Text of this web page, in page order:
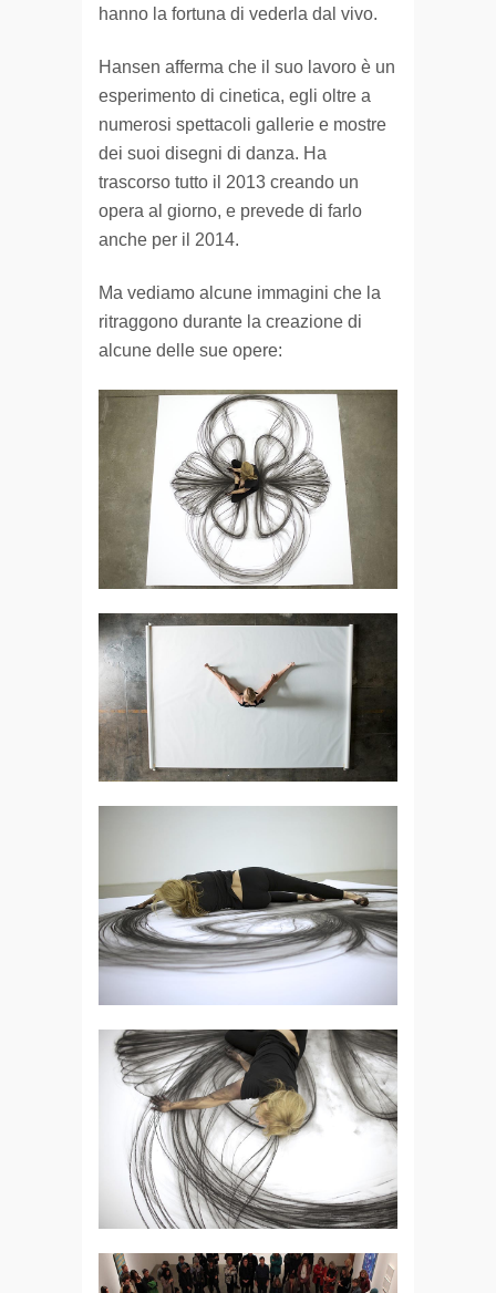
hanno la fortuna di vederla dal vivo.
Hansen afferma che il suo lavoro è un
esperimento di cinetica, egli oltre a
numerosi spettacoli gallerie e mostre
dei suoi disegni di danza. Ha
trascorso tutto il 2013 creando un
opera al giorno, e prevede di farlo
anche per il 2014.
Ma vediamo alcune immagini che la
ritraggono durante la creazione di
alcune delle sue opere: